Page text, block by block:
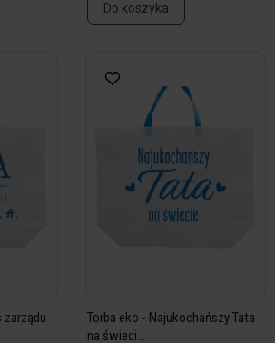
Do koszyka
zarządu
Torba eko - Najukochańszy Tata
na świeci...